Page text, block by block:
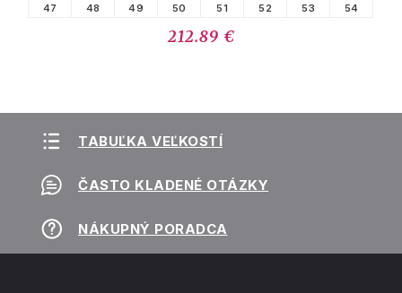
47 48 49 50 51 52 53 54
212.89 €
TABUĽKA VEĽKOSTÍ
ČASTO KLADENÉ OTÁZKY
NÁKUPNÝ PORADCA